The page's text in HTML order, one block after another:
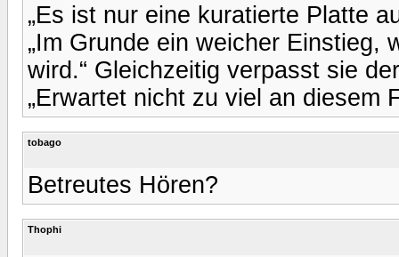
„Es ist nur eine kuratierte Platte
„Im Grunde ein weicher Einstieg,
wird.“ Gleichzeitig verpasst sie
„Erwartet nicht zu viel an diesem
tobago
Betreutes Hören?
Thophi